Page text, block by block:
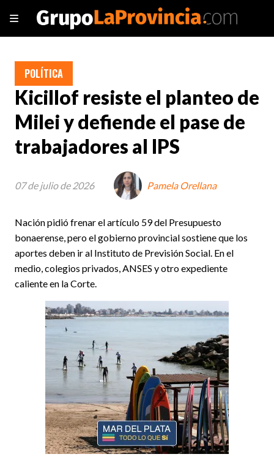
Kicillof resiste el planteo de
Milei y defiende el pase de
trabajadores al IPS
Nación pidió frenar el artículo 59 del Presupuesto
bonaerense, pero el gobierno provincial sostiene que los
aportes deben ir al Instituto de Previsión Social. En el
medio, colegios privados, ANSES y otro expediente
caliente en la Corte.
POLÍTICA
07 de julio de 2026 Pamela Orellana